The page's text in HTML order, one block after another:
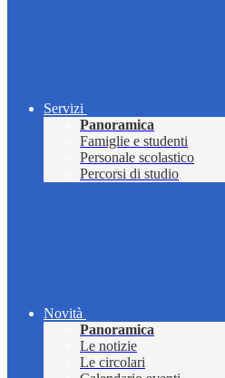
Servizi
Panoramica
Famiglie e studenti
Personale scolastico
Percorsi di studio
Novità
Panoramica
Le notizie
Le circolari